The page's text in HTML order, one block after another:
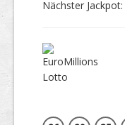
Nächster